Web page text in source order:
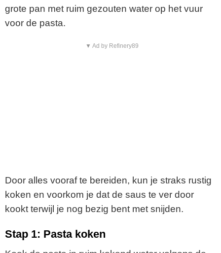
grote pan met ruim gezouten water op het vuur
voor de pasta.
▼ Ad by Refinery89
Door alles vooraf te bereiden, kun je straks rustig
koken en voorkom je dat de saus te ver door
kookt terwijl je nog bezig bent met snijden.
Stap 1: Pasta koken